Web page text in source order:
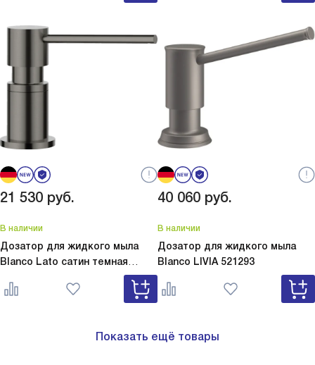
21 530 руб.
В наличии
Дозатор для жидкого мыла
Blanco Lato сатин темная
Lato сатин темная сталь
527743
40 060 руб.
В наличии
Дозатор для жидкого мыла
Blanco LIVIA 521293
Показать ещё товары